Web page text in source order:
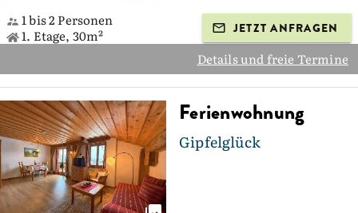
1 bis 2 Personen
1. Etage, 30m²
JETZT ANFRAGEN
Details und freie Termine
Ferienwohnung
Gipfelglück